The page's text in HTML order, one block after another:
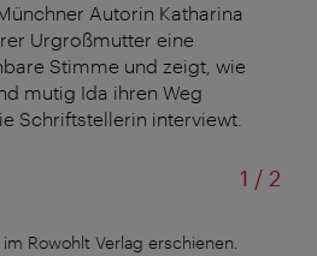
Autorin Katharina
Urgroßmutter eine
Stimme und zeigt, wie
mutig Ida ihren Weg
Schriftstellerin interviewt.
1 /von
2
Rowohlt Verlag erschienen.